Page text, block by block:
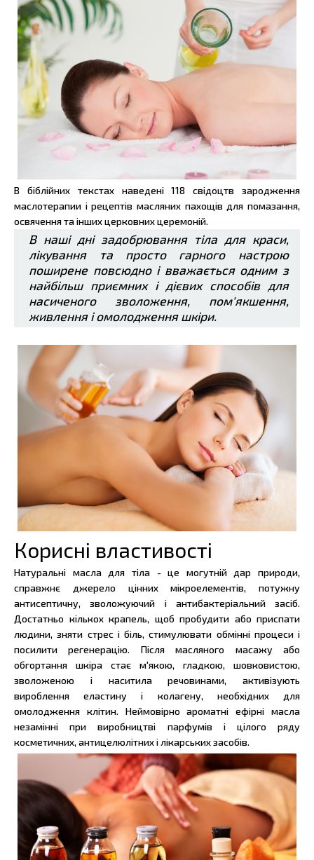
В біблійних текстах наведені 118 свідоцтв зародження
маслотерапии і рецептів масляних пахощів для помазання,
освячення та інших церковних церемоній.
В наші дні задобрювання тіла для краси,
лікування та просто гарного настрою
поширене повсюдно і вважається одним з
найбільш приємних і дієвих способів для
насиченого зволоження, пом'якшення,
живлення і омолодження шкіри.
Корисні властивості
Натуральні масла для тіла - це могутній дар природи,
справжнє джерело цінних мікроелементів, потужну
антисептичну, зволожуючий і антибактеріальний засіб.
Достатньо кількох крапель, щоб пробудити або приспати
людини, зняти стрес і біль, стимулювати обмінні процеси і
посилити регенерацію. Після масляного масажу або
обгортання шкіра стає м'якою, гладкою, шовковистою,
зволоженою і наситила речовинами, активізують
вироблення еластину і колагену, необхідних для
омолодження клітин. Неймовірно ароматні ефірні масла
незамінні при виробництві парфумів і цілого ряду
косметичних, антицелюлітних і лікарських засобів.